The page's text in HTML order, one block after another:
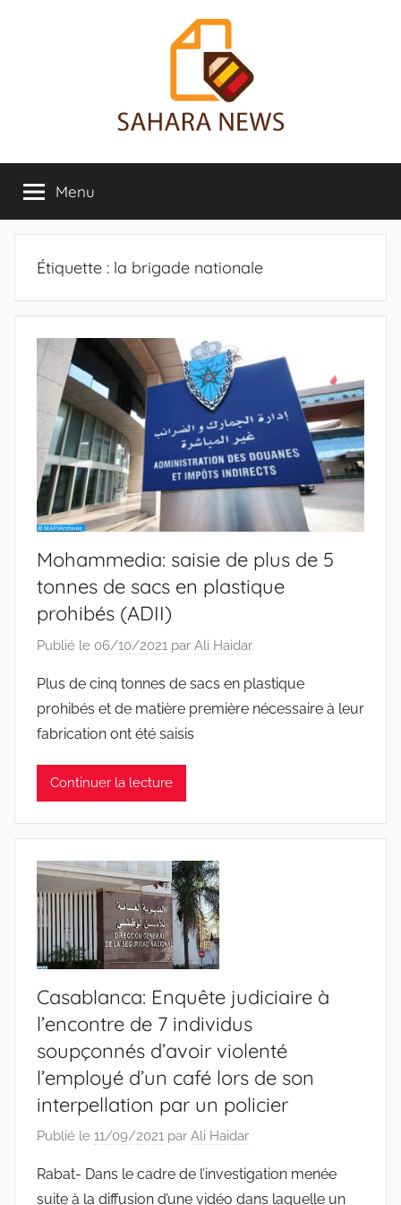
Sahara
News
sur
le
Sahara
révélée
Menu
Étiquette : la brigade nationale
Mohammedia: saisie de plus de 5
tonnes de sacs en plastique
prohibés (ADII)
Publié le 06/10/2021 par Ali Haidar
Plus de cinq tonnes de sacs en plastique
prohibés et de matière première nécessaire à leur
fabrication ont été saisis
Continuer la lecture
Casablanca: Enquête judiciaire à
l’encontre de 7 individus
soupçonnés d’avoir violenté
l’employé d’un café lors de son
interpellation par un policier
Publié le 11/09/2021 par Ali Haidar
Rabat- Dans le cadre de l’investigation menée
suite à la diffusion d’une vidéo dans laquelle un